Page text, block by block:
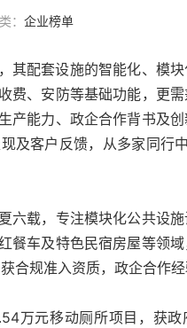
： 企业榜单
其配套设施的智能化、模
、安防等基础功能，更需
产能力、政企合作背书及
及客户反馈，从多家同行
六载，专注模块化公共设
餐车及特色民宿房屋等领
规准入资质，政企合作经
万元移动厕所项目，获政